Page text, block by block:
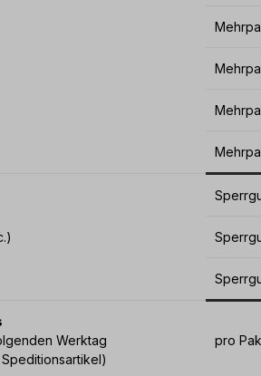
Werktag
pro